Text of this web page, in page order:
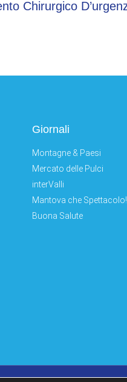
Giornali
Montagne & Paesi
Mercato delle Pulci
interValli
Mantova che Spettacolo!
Buona Salute